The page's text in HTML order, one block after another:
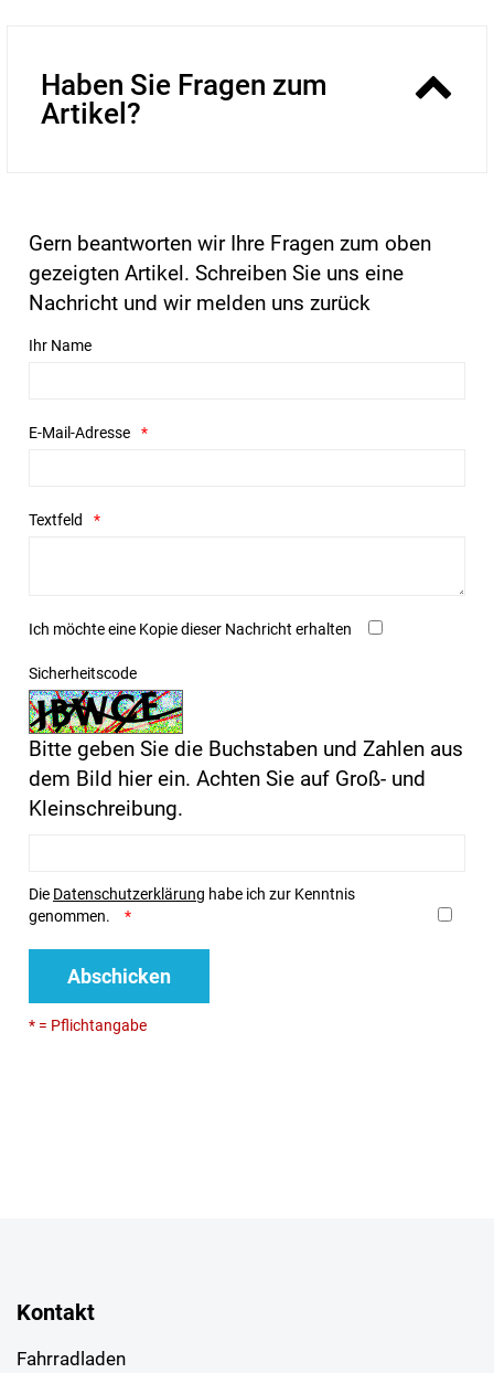
Haben Sie Fragen zum
Artikel?
Gern beantworten wir Ihre Fragen zum oben
gezeigten Artikel. Schreiben Sie uns eine
Nachricht und wir melden uns zurück
Ihr Name
E-Mail-Adresse
Textfeld
Ich möchte eine Kopie dieser Nachricht erhalten
Sicherheitscode
Bitte geben Sie die Buchstaben und Zahlen aus
dem Bild hier ein. Achten Sie auf Groß- und
Kleinschreibung.
Die Datenschutzerklärung habe ich zur Kenntnis
genommen.
Abschicken
* = Pflichtangabe
Kontakt
Fahrradladen